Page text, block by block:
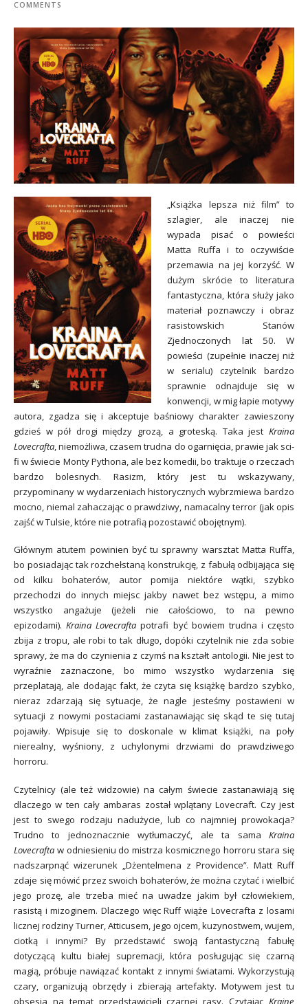
COMMENTS
„Książka lepsza niż film” to
szlagier, ale inaczej nie
wypada pisać o powieści
Matta Ruffa i to oczywiście
przemawia na jej korzyść. W
dużym skrócie to literatura
fantastyczna, która służy jako
materiał poznawczy i obraz
rasistowskich Stanów
Zjednoczonych lat 50. W
powieści (zupełnie inaczej niż
w serialu) czytelnik bardzo
sprawnie odnajduje się w
konwencji, w mig łapie motywy
autora, zgadza się i akceptuje baśniowy charakter zawieszony
gdzieś w pół drogi między grozą, a groteską. Taka jest Kraina
Lovecrafta, niemożliwa, czasem trudna do ogarnięcia, prawie jak sci-
fi w świecie Monty Pythona, ale bez komedii, bo traktuje o rzeczach
bardzo bolesnych. Rasizm, który jest tu wskazywany,
przypominany w wydarzeniach historycznych wybrzmiewa bardzo
mocno, niemal zahaczając o prawdziwy, namacalny terror (jak opis
zajść w Tulsie, które nie potrafią pozostawić obojętnym).
Głównym atutem powinien być tu sprawny warsztat Matta Ruffa,
bo posiadając tak rozchełstaną konstrukcję, z fabułą odbijająca się
od kilku bohaterów, autor pomija niektóre wątki, szybko
przechodzi do innych miejsc jakby nawet bez wstępu, a mimo
wszystko angażuje (jeżeli nie całościowo, to na pewno
epizodami).Kraina Lovecrafta potrafi być bowiem trudna i często
zbija z tropu, ale robi to tak długo, dopóki czytelnik nie zda sobie
sprawy, że ma do czynienia z czymś na kształt antologii. Nie jest to
wyraźnie zaznaczone, bo mimo wszystko wydarzenia się
przeplatają, ale dodając fakt, że czyta się książkę bardzo szybko,
nieraz zdarzają się sytuacje, że nagle jesteśmy postawieni w
sytuacji z nowymi postaciami zastanawiając się skąd te się tutaj
pojawiły. Wpisuje się to doskonale w klimat książki, na poły
nierealny, wyśniony, z uchylonymi drzwiami do prawdziwego
horroru.
Czytelnicy (ale też widzowie) na całym świecie zastanawiają się
dlaczego w ten cały ambaras został wplątany Lovecraft. Czy jest
jest to swego rodzaju nadużycie, lub co najmniej prowokacja?
Trudno to jednoznacznie wytłumaczyć, ale ta sama Kraina
Lovecrafta w odniesieniu do mistrza kosmicznego horroru stara się
nadszarpnąć wizerunek „Dżentelmena z Providence”. Matt Ruff
zdaje się mówić przez swoich bohaterów, że można czytać i wielbić
jego prozę, ale trzeba mieć na uwadze jakim był człowiekiem,
rasistą i mizoginem. Dlaczego więc Ruff wiąże Lovecrafta z losami
licznej rodziny Turner, Atticusem, jego ojcem, kuzynostwem, wujem,
ciotką i innymi? By przedstawić swoją fantastyczną fabułę
dotyczącą kultu białej supremacji, która posługując się czarną
magią, próbuje nawiązać kontakt z innymi światami. Wykorzystują
czary, organizują obrzędy i zbierają artefakty. Motywem jest tu
obsesja na temat przedstawicieli czarnej rasy. Czytając Krainę